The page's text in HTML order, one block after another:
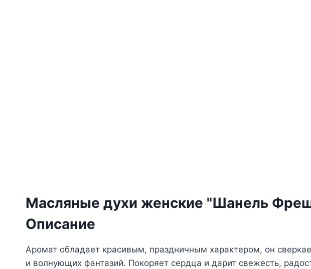
Масляные духи женские "Шанель
Описание
Аромат обладает красивым, праздничным характером, он
и волнующих фантазий. Покоряет сердца и дарит свежесть,